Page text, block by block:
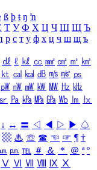
ß þ ŧ ŋ ŉ
Т У Ф Х Ц Ч Ш Щ Ъ
р с т у ф х ц ч ш щ ъ
㎗ ℓ ㎘ ㏄ ㎣ ㎤ ㎥ ㎦
㏏ ㎈ ㎉ ㏈ ㎧ ㎨ ㎰
㎺ ㎻ ㎽ ㎾ ㎿ ㎐ ㎑
㏛ ㎩ ㎪ ㎫ ㎬ ㏝ ㏐
㏓
↓ ↔ 〓 ◁ ◀ ▷ ▶ ♤
▩ ♨ ☏ ☎ ☜ ☞ ¶ †
㏘ ℡ ＃ ＆ ＊ ＠ ª º
Ⅴ Ⅵ Ⅶ Ⅷ Ⅸ Ⅹ